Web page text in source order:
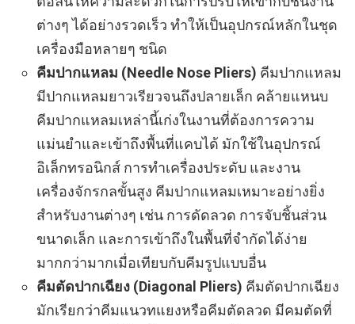
ต่างๆ ได้อย่างรวดเร็ว ทำให้เป็นอุปกรณ์หลักในชุด
เครื่องมือหลายๆ ชนิด
คีมปากแหลม (Needle Nose Pliers) คีมปากแหลม
มีปากแหลมยาวเรียวจนถึงปลายเล็ก คล้ายแหนบ
คีมปากแหลมเหล่านี้เก่งในงานที่ต้องการความ
แม่นยำและเข้าถึงพื้นที่แคบได้ มักใช้ในอุปกรณ์
อิเล็กทรอนิกส์ การทำเครื่องประดับ และงาน
เครื่องจักรกลขั้นสูง คีมปากแหลมเหมาะอย่างยิ่ง
สำหรับงานต่างๆ เช่น การดัดลวด การจับชิ้นส่วน
ขนาดเล็ก และการเข้าถึงในพื้นที่จำกัดได้ง่าย
มากกว่ามากเมื่อเทียบกับคีมรูปแบบอื่น
คีมตัดปากเฉียง (Diagonal Pliers) คีมตัดปากเฉียง
มักเรียกว่าคีมแนวทแยงหรือคีมตัดลวด มีคมตัดที่